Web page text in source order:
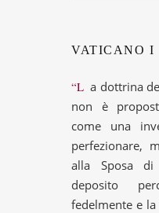
VATICANO I
“La dottrina della fede che Dio rivelò
non è
come una
perfezionare,
alla Sposa
deposito
fedelmente e